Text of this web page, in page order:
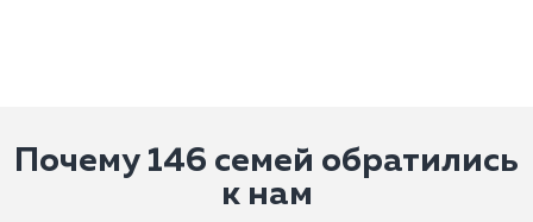
Почему 146 семей обратились
к нам